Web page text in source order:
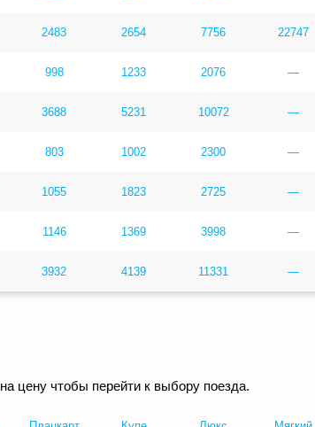
2483 2654 7756 22747
998 1233 2076 —
3688 5231 10072 —
803 1002 2300 —
1055 1823 2725 —
1146 1369 3998 —
3932 4139 11331 —
на цену чтобы перейти к выбору поезда.